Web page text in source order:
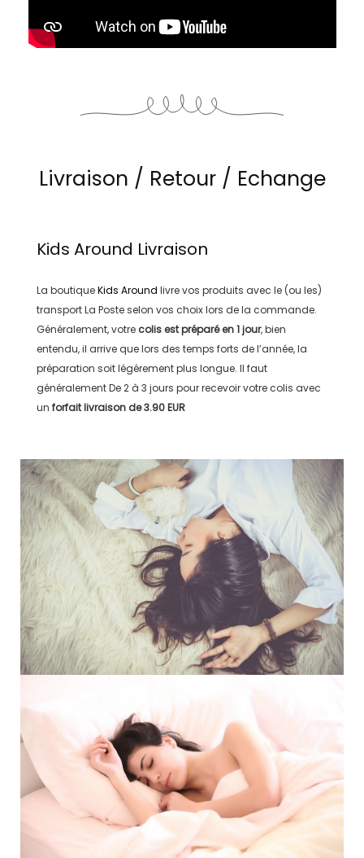
Livraison / Retour / Echange
Kids Around Livraison
La boutiqueKids Around livre vos produits avec le (ou les)
transportLa Posteselon vos choix lors de la commande.
Généralement, votre colis est préparé en1 jour, bien
entendu, il arrive que lors des temps forts de l’année, la
préparation soit légérement plus longue. Il faut
généralementDe 2 à 3 jours pour recevoir votre colis avec
un forfait livraison de3.90 EUR